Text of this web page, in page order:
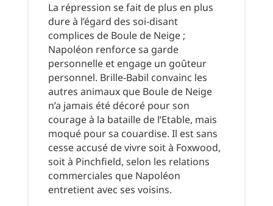
La répression se fait de plus en plus
dure à l’égard des soi-disant
complices de Boule de Neige ;
Napoléon renforce sa garde
personnelle et engage un goûteur
personnel. Brille-Babil convainc les
autres animaux que Boule de Neige
n’a jamais été décoré pour son
courage à la bataille de l’Etable, mais
moqué pour sa couardise. Il est sans
cesse accusé de vivre soit à Foxwood,
soit à Pinchfield, selon les relations
commerciales que Napoléon
entretient avec ses voisins.